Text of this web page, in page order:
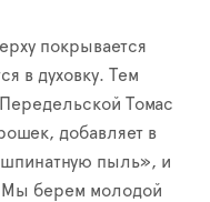
покрывается
в духовку. Тем
Томас
добавляет в
пыль», и
Мы берем молодой